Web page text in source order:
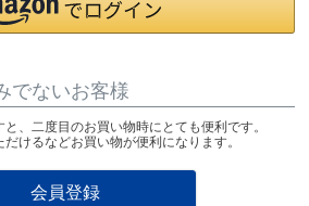
でないお客様
、二度目のお買い物時にとても便利です。
けるなどお買い物が便利になります。
会員登録